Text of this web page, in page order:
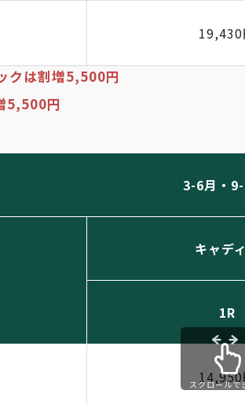
19,430
クは割増5,500円
5,500円
3-6月・
キャデ
1R
14,950
スクロールで